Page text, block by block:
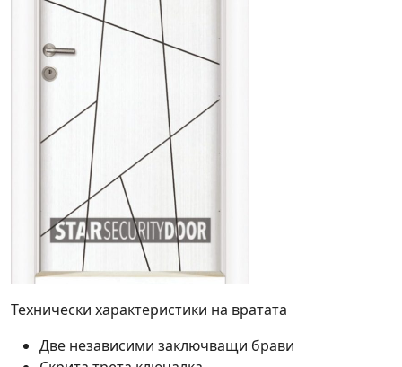
Технически характеристики на вратата
Две независими заключващи брави